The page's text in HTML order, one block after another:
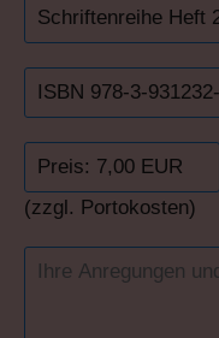
(zzgl. Portokosten)